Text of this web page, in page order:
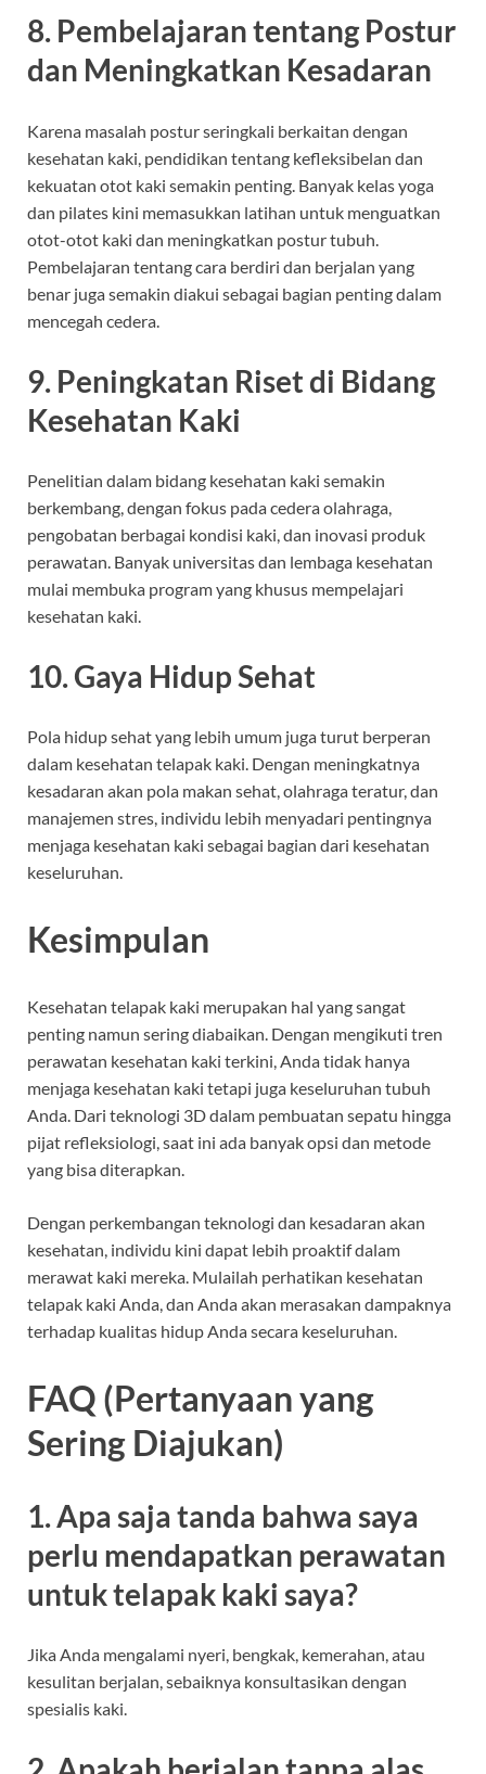
8. Pembelajaran tentang Postur
dan Meningkatkan Kesadaran
Karena masalah postur seringkali berkaitan dengan
kesehatan kaki, pendidikan tentang kefleksibelan dan
kekuatan otot kaki semakin penting. Banyak kelas yoga
dan pilates kini memasukkan latihan untuk menguatkan
otot-otot kaki dan meningkatkan postur tubuh.
Pembelajaran tentang cara berdiri dan berjalan yang
benar juga semakin diakui sebagai bagian penting dalam
mencegah cedera.
9. Peningkatan Riset di Bidang
Kesehatan Kaki
Penelitian dalam bidang kesehatan kaki semakin
berkembang, dengan fokus pada cedera olahraga,
pengobatan berbagai kondisi kaki, dan inovasi produk
perawatan. Banyak universitas dan lembaga kesehatan
mulai membuka program yang khusus mempelajari
kesehatan kaki.
10. Gaya Hidup Sehat
Pola hidup sehat yang lebih umum juga turut berperan
dalam kesehatan telapak kaki. Dengan meningkatnya
kesadaran akan pola makan sehat, olahraga teratur, dan
manajemen stres, individu lebih menyadari pentingnya
menjaga kesehatan kaki sebagai bagian dari kesehatan
keseluruhan.
Kesimpulan
Kesehatan telapak kaki merupakan hal yang sangat
penting namun sering diabaikan. Dengan mengikuti tren
perawatan kesehatan kaki terkini, Anda tidak hanya
menjaga kesehatan kaki tetapi juga keseluruhan tubuh
Anda. Dari teknologi 3D dalam pembuatan sepatu hingga
pijat refleksiologi, saat ini ada banyak opsi dan metode
yang bisa diterapkan.
Dengan perkembangan teknologi dan kesadaran akan
kesehatan, individu kini dapat lebih proaktif dalam
merawat kaki mereka. Mulailah perhatikan kesehatan
telapak kaki Anda, dan Anda akan merasakan dampaknya
terhadap kualitas hidup Anda secara keseluruhan.
FAQ (Pertanyaan yang
Sering Diajukan)
1. Apa saja tanda bahwa saya
perlu mendapatkan perawatan
untuk telapak kaki saya?
Jika Anda mengalami nyeri, bengkak, kemerahan, atau
kesulitan berjalan, sebaiknya konsultasikan dengan
spesialis kaki.